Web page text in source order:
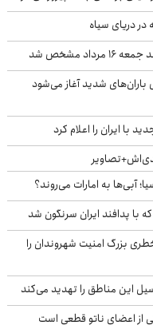
دریای سیاه
مشخص شد
باران‌های شدید آغاز می‌شود
با ایران را اعلام کرد
آبی‌ها به امارات می‌روند؟
به یک کودک ۹ ساله؛ خطری بزرگ امنیت شهروندان را
این مناطق را تهدید می‌کند
از اعضای ناتو قطعی است